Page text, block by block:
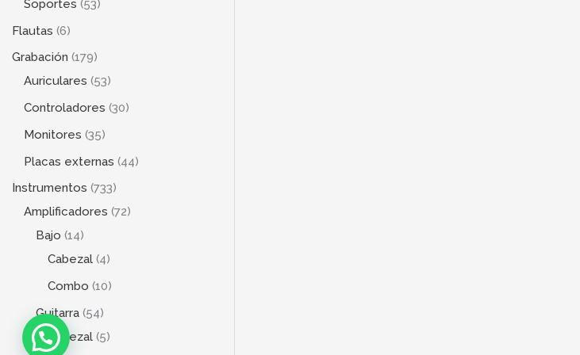
Soportes 53
Flautas 6
Grabación 179
Auriculares 53
Controladores 30
Monitores 35
Placas externas 44
Instrumentos 733
Amplificadores 72
Bajo 14
Cabezal 4
Combo 10
Guitarra 54
Cabezal 5